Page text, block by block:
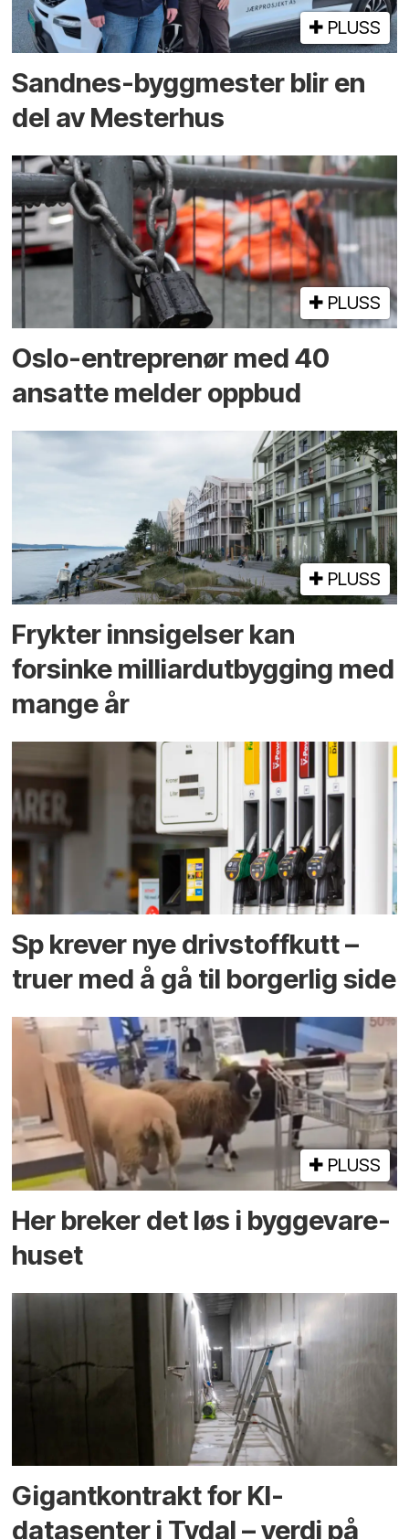
PLUSS
Sandnes-byggmester blir en
del av Mesterhus
PLUSS
Oslo-entreprenør med 40
ansatte melder oppbud
PLUSS
Frykter innsigelser kan
forsinke milliard­utbygging med
mange år
Sp krever nye drivstoffkutt –
truer med å gå til borgerlig side
PLUSS
Her breker det løs i bygge­vare­
huset
Gigantkontrakt for KI-
datasenter i Tydal – verdi på